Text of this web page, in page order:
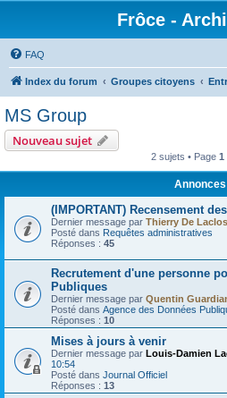
Frôce -
FAQ
Index du forum Groupes citoyens
MS Group
Nouveau sujet
2 sujets • Page 1
Annonces
(IMPORTANT) Recensement
Dernier message par Thierry De Laclos
Posté dans Requêtes administratives
Réponses : 45
Recrutement d'une personne
Publiques
Dernier message par Quentin
Posté dans Agence des Données
Réponses : 10
Mises à jours à venir
Dernier message par Louis-Damien
10:54
Posté dans Journal Officiel
Réponses : 13